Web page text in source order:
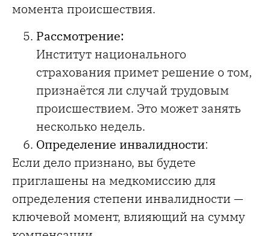
момента происшествия.
Рассмотрение:
Институт национального
страхования примет решение о том,
признаётся ли случай трудовым
происшествием. Это может занять
несколько недель.
Определение инвалидности:
Если дело признано, вы будете
приглашены на медкомиссию для
определения степени инвалидности —
ключевой момент, влияющий на сумму